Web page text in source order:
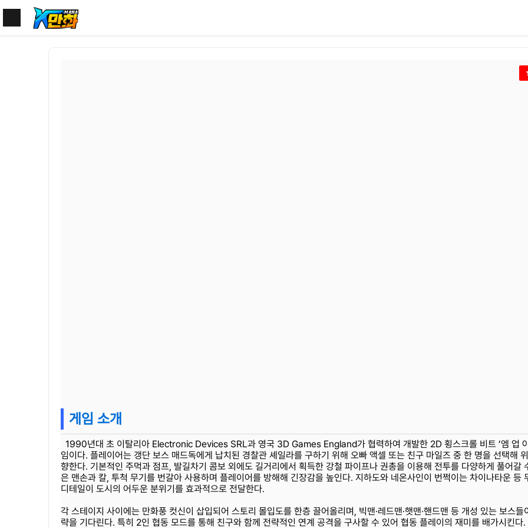
게임 소개
1990년대 초 이탈리아 Electronic Devices SRL과 영국 3D Games England가 협력하여 개발한 2D 횡스크롤 비트 ’엠 업
임이다. 플레이어는 갱단 보스 매드독에게 납치된 경찰관 셰일라를 구하기 위해 오빠 액셀 또는 친구 마일즈 중 한 명을 선택해
향한다. 기본적인 주먹과 점프, 발길차기 콤보 외에도 길거리에서 획득한 강철 파이프나 권총을 이용해 전투를 다양하게 풀어갈
은 맨손과 칼, 투척 무기를 번갈아 사용하며 플레이어를 방해해 긴장감을 높인다. 지하도와 네온사인이 번쩍이는 차이나타운 등
디테일이 도시의 어두운 분위기를 효과적으로 전달한다.
각 스테이지 사이에는 만화풍 컷신이 삽입되어 스토리 몰입도를 한층 끌어올리며, 빅맨·레드맨·햇맨·핸드맨 등 개성 있는 보스들
략을 기다린다. 특히 2인 협동 모드를 통해 친구와 함께 전략적인 연계 공격을 구사할 수 있어 협동 플레이의 재미를 배가시킨다